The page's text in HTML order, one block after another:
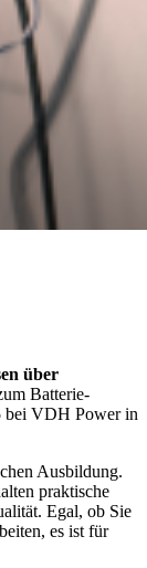
über
Batterie-
bei VDH Power in
Ausbildung.
praktische
Egal, ob Sie
es ist für